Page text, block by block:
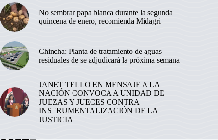
No sembrar papa blanca durante la segunda
quincena de enero, recomienda Midagri
Chincha: Planta de tratamiento de aguas
residuales de se adjudicará la próxima semana
JANET TELLO EN MENSAJE A LA
NACIÓN CONVOCA A UNIDAD DE
JUEZAS Y JUECES CONTRA
INSTRUMENTALIZACIÓN DE LA
JUSTICIA